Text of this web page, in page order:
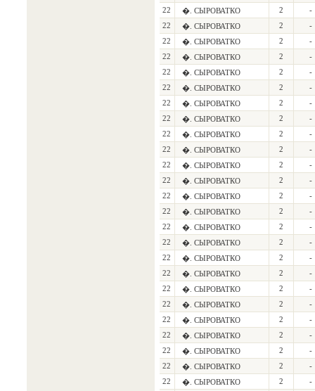
22
�. СЫРОВАТКО 2
-
22
�. СЫРОВАТКО 2
-
22
�. СЫРОВАТКО 2
-
22
�. СЫРОВАТКО 2
-
22
�. СЫРОВАТКО 2
-
22
�. СЫРОВАТКО 2
-
22
�. СЫРОВАТКО 2
-
22
�. СЫРОВАТКО 2
-
22
�. СЫРОВАТКО 2
-
22
�. СЫРОВАТКО 2
-
22
�. СЫРОВАТКО 2
-
22
�. СЫРОВАТКО 2
-
22
�. СЫРОВАТКО 2
-
22
�. СЫРОВАТКО 2
-
22
�. СЫРОВАТКО 2
-
22
�. СЫРОВАТКО 2
-
22
�. СЫРОВАТКО 2
-
22
�. СЫРОВАТКО 2
-
22
�. СЫРОВАТКО 2
-
22
�. СЫРОВАТКО 2
-
22
�. СЫРОВАТКО 2
-
22
�. СЫРОВАТКО 2
-
22
�. СЫРОВАТКО 2
-
22
�. СЫРОВАТКО 2
-
22
�. СЫРОВАТКО 2
-